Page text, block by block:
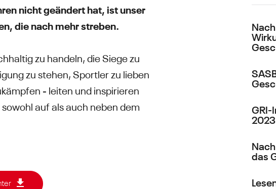
nicht geändert hat, ist unser
die nach mehr streben.
zu handeln, die Siege zu
zu stehen, Sportler zu lieben
- leiten und inspirieren
auf als auch neben dem
GRI-
2023
das